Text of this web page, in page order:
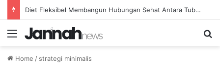
Diet Fleksibel Membangun Hubungan Sehat Antara Tubuh dan Makanan Sehari-hari
Menu
Home / strategi minimalis